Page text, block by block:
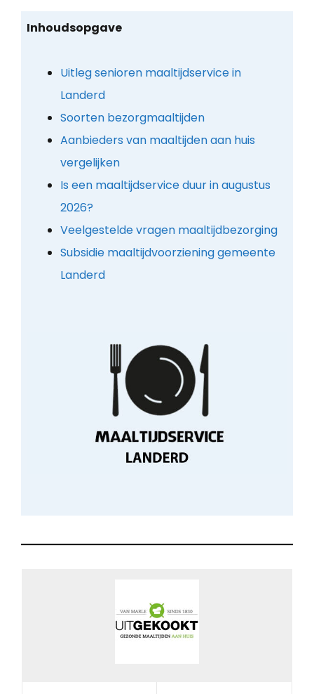
Inhoudsopgave
Uitleg senioren maaltijdservice in
Landerd
Soorten bezorgmaaltijden
Aanbieders van maaltijden aan huis
vergelijken
Is een maaltijdservice duur in augustus
2026?
Veelgestelde vragen maaltijdbezorging
Subsidie maaltijdvoorziening gemeente
Landerd